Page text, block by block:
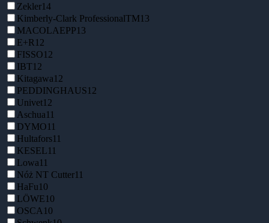
Zekler14
Kimberly-Clark ProfessionalTM13
MACOLAEPP13
E+R 12
FISSO12
IBT12
Kitagawa12
PEDDINGHAUS12
Univet12
Aschua11
DYMO11
Hultafors11
KESEL11
Lowa11
Nóż NT Cutter11
HaFu10
LÖWE10
OSCA 10